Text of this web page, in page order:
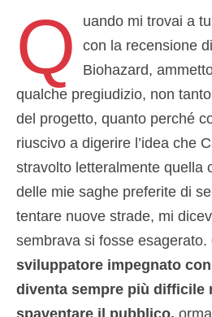
Q
uando mi trovai a
con la recensione
Biohazard,
qualche pregiudizio, non
del progetto, quanto perché
riuscivo a digerire l’idea che
stravolto letteralmente quella
delle mie saghe preferite di
tentare nuove strade, mi
sembrava si fosse esagerato.
sviluppatore impegnato
diventa sempre più difficile
spaventare il pubblico,